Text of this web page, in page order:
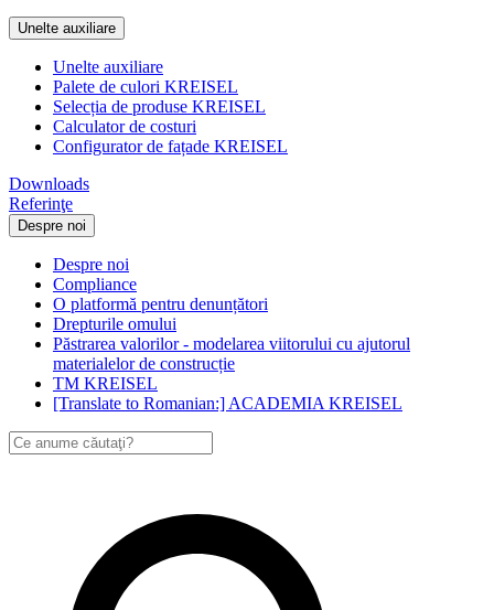
Unelte auxiliare
Unelte auxiliare
Palete de culori KREISEL
Selecția de produse KREISEL
Calculator de costuri
Configurator de fațade KREISEL
Downloads
Referinţe
Despre noi
Despre noi
Compliance
O platformă pentru denunțători
Drepturile omului
Păstrarea valorilor - modelarea viitorului cu ajutorul
materialelor de construcție
ТМ KREISEL
[Translate to Romanian:] ACADEMIA KREISEL